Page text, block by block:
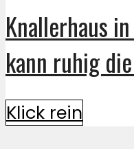
Knallerhaus
kann ruhig
Klick rein